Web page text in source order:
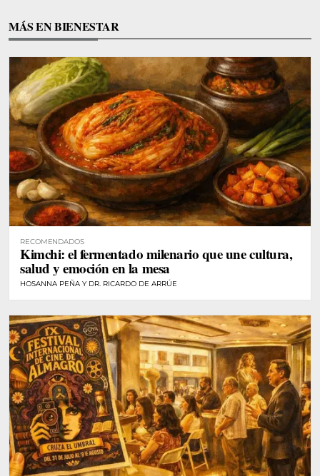
MÁS EN BIENESTAR
RECOMENDADOS
Kimchi: el fermentado milenario que une cultura,
salud y emoción en la mesa
HOSANNA PEÑA Y DR. RICARDO DE ARRÚE